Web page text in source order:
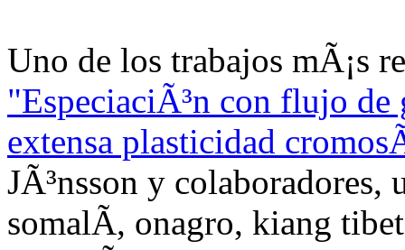
Uno de los trabajos mÃ¡s
"EspeciaciÃ³n con flujo de
extensa plasticidad
JÃ³nsson y
somalÃ­, onagro, kiang